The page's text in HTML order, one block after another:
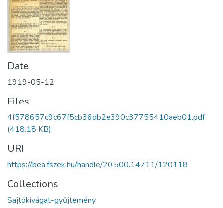
Date
1919-05-12
Files
4f578657c9c67f5cb36db2e390c37755410aeb01.pdf
(418.18 KB)
URI
https://bea.fszek.hu/handle/20.500.14711/120118
Collections
Sajtókivágat-gyűjtemény